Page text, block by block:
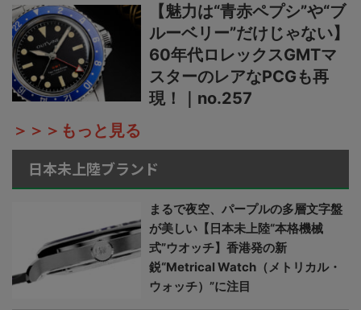
【魅力は“青赤ペプシ”や“ブ
ルーベリー”だけじゃない】
60年代ロレックスGMTマ
スターのレアなPCGも再
現！｜no.257
＞＞＞もっと見る
日本未上陸ブランド
まるで夜空、パープルの多層文字盤
が美しい【日本未上陸“本格機械
式”ウオッチ】香港発の新
鋭“Metrical Watch（メトリカル・
ウォッチ）”に注目